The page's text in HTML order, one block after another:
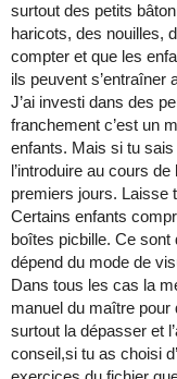
surtout des petits
haricots, des nouilles,
compter et que les
ils peuvent s’entraîner
J’ai investi dans des
franchement c’est un
enfants. Mais si tu
l’introduire au cours
premiers jours. Laisse
Certains enfants
boîtes picbille. Ce sont
dépend du mode de
Dans tous les cas la
manuel du maître pour
surtout la dépasser et
conseil,si tu as choisi